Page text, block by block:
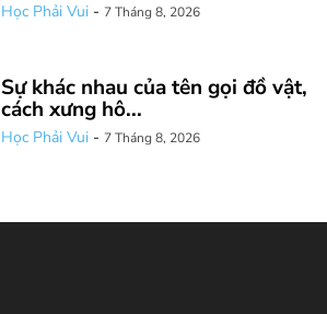
Học Phải Vui - 7 Tháng 8, 2026
Sự khác nhau của tên gọi đồ vật,
cách xưng hô...
Học Phải Vui - 7 Tháng 8, 2026